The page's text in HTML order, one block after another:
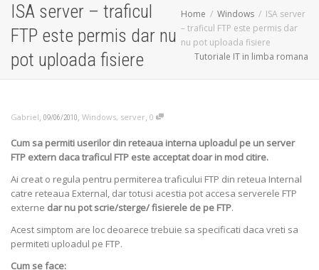
ISA server – traficul
FTP este permis dar nu
pot uploada fisiere
Home Windows
ISA server
– traficul FTP este permis dar
nu pot uploada fisiere
Tutoriale IT in limba romana
Gabriel, 09/06/2010, Windows, server, 0
Cum sa permiti userilor din reteaua interna uploadul pe un server
FTP extern daca traficul FTP este acceptat doar in mod citire.
Ai creat o regula pentru permiterea traficului FTP din reteua Internal
catre reteaua External, dar totusi acestia pot accesa serverele FTP
externe dar nu pot scrie/sterge/ fisierele de pe FTP.
Acest simptom are loc deoarece trebuie sa specificati daca vreti sa
permiteti uploadul pe FTP.
Cum se face: